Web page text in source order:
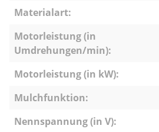
Materialart:
Motorleistung (in
Umdrehungen/min):
Motorleistung (in kW):
Mulchfunktion:
Nennspannung (in V):